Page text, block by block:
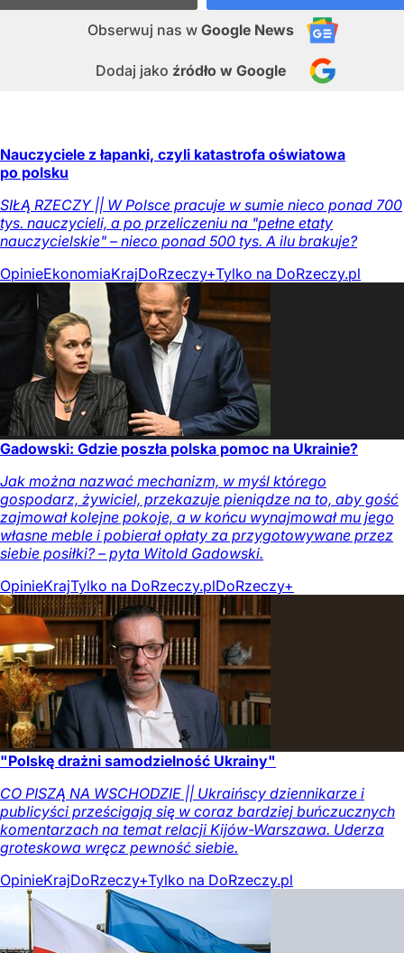
Obserwuj nas w Google News
Dodaj jako źródło w Google
Nauczyciele z łapanki, czyli katastrofa oświatowa
po polsku
SIŁĄ RZECZY || W Polsce pracuje w sumie nieco ponad 700
tys. nauczycieli, a po przeliczeniu na "pełne etaty
nauczycielskie" – nieco ponad 500 tys. A ilu brakuje?
OpinieEkonomiaKrajDoRzeczy+Tylko na DoRzeczy.pl
Gadowski: Gdzie poszła polska pomoc na Ukrainie?
Jak można nazwać mechanizm, w myśl którego
gospodarz, żywiciel, przekazuje pieniądze na to, aby gość
zajmował kolejne pokoje, a w końcu wynajmował mu jego
własne meble i pobierał opłaty za przygotowywane przez
siebie posiłki? – pyta Witold Gadowski.
OpinieKrajTylko na DoRzeczy.plDoRzeczy+
"Polskę drażni samodzielność Ukrainy"
CO PISZĄ NA WSCHODZIE || Ukraińscy dziennikarze i
publicyści prześcigają się w coraz bardziej buńczucznych
komentarzach na temat relacji Kijów-Warszawa. Uderza
groteskowa wręcz pewność siebie.
OpinieKrajDoRzeczy+Tylko na DoRzeczy.pl